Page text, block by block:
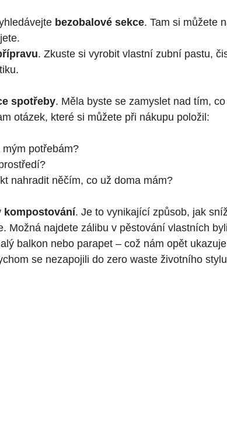
bezobalové sekce. Tam si můžete
. Zkuste si vyrobit vlastní zubní pastu,
spotřeby. Měla byste se zamyslet nad tím,
otázek, které si můžete při nákupu položil:
potřebám?
nahradit něčím, co už doma mám?
kompostování. Je to vynikající způsob, jak
Možná najdete zálibu v pěstování vlastních
balkon nebo parapet – což nám opět
se nezapojili do zero waste životního